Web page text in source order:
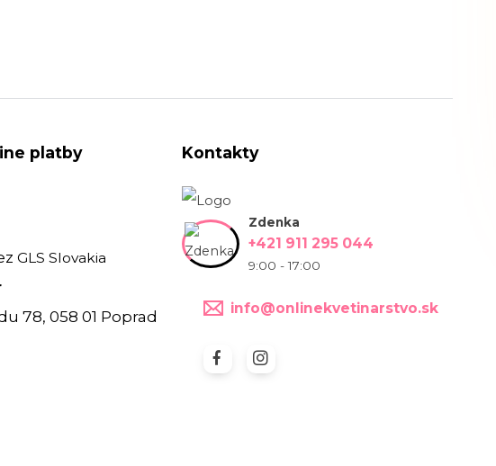
platby
GLS Slovakia
78, 058 01 Poprad
Kontakty
Zdenka
+421 911 295 044
9:00 - 17:00
info@onlinekvetinarstvo.sk